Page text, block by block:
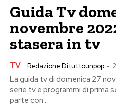
Guida Tv
novembre
stasera in tv
TV Redazione Dituttounpop -
La guida tv di domenica 27
serie tv e programmi di prima
parte con...